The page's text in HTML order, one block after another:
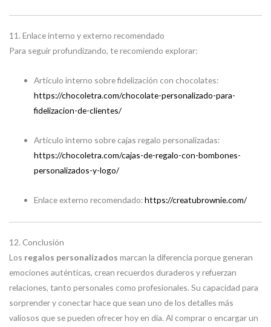
11. Enlace interno y externo recomendado
Para seguir profundizando, te recomiendo explorar:
Artículo interno sobre fidelización con chocolates:
https://chocoletra.com/chocolate-personalizado-para-
fidelizacion-de-clientes/
Artículo interno sobre cajas regalo personalizadas:
https://chocoletra.com/cajas-de-regalo-con-bombones-
personalizados-y-logo/
Enlace externo recomendado:https://creatubrownie.com/
12. Conclusión
Los regalos personalizados marcan la diferencia porque generan
emociones auténticas, crean recuerdos duraderos y refuerzan
relaciones, tanto personales como profesionales. Su capacidad para
sorprender y conectar hace que sean uno de los detalles más
valiosos que se pueden ofrecer hoy en día. Al comprar o encargar un